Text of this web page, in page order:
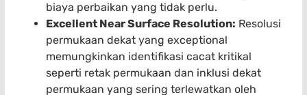
biaya perbaikan yang tidak perlu.
Excellent Near Surface Resolution: Resolusi
permukaan dekat yang exceptional
memungkinkan identifikasi cacat kritikal
seperti retak permukaan dan inklusi dekat
permukaan yang sering terlewatkan oleh